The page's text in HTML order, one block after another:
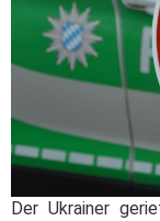
Der Ukrainer